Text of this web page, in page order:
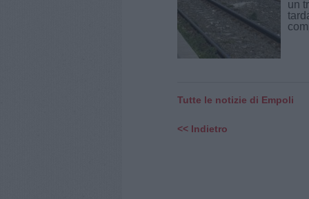
un
Tutte le notizie di Empoli
<< Indietro